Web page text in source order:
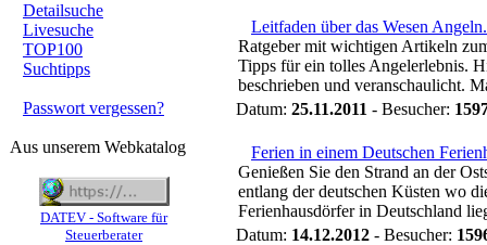
Detailsuche
Livesuche
TOP100
Suchtipps
Passwort vergessen?
Aus unserem Webkatalog
DATEV - Software für
Steuerberater
Leitfaden über das Wesen Angeln.
Ratgeber mit wichtigen Artikeln
Tipps für ein tolles Angelerlebnis.
beschrieben und veranschaulicht.
Datum: 25.11.2011 - Besucher:
Ferien in einem Deutschen
Genießen Sie den Strand an der
entlang der deutschen Küsten wo
Ferienhausdörfer in Deutschland
Datum: 14.12.2012 - Besucher: